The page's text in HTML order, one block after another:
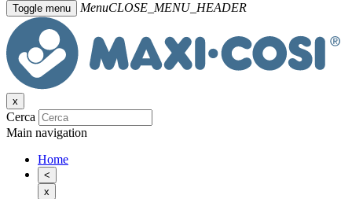
Toggle menu MenuCLOSE_MENU_HEADER
x
Cerca
Main navigation
Home
<
x